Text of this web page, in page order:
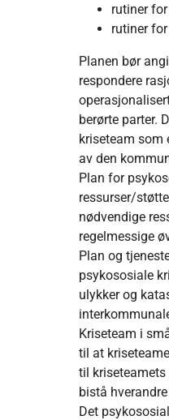
rutiner
rutiner
Planen bør
respondere
berørte parter.
kriseteam som
av den
Plan for
ressurser/
nødvendige
regelmessige
Plan og
psykososiale
ulykker og
Kriseteam i
til at
til
bistå
Det